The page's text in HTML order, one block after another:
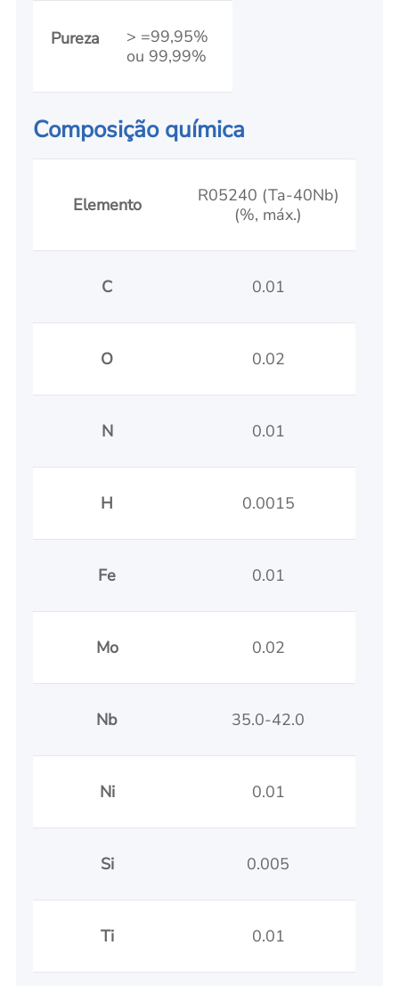
Pureza
> =99,95%
ou 99,99%
Composição química
Elemento
R05240 (Ta-40Nb)
(%, máx.)
C 0.01
O 0.02
N 0.01
H 0.0015
Fe 0.01
Mo 0.02
Nb 35.0-42.0
Ni 0.01
Si 0.005
Ti 0.01